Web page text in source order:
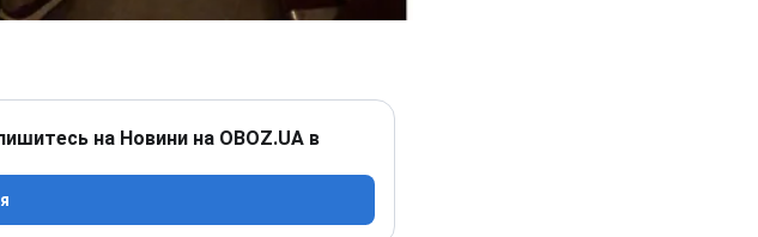
на Новини на OBOZ.UA в